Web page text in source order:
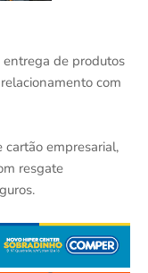
de produtos
com
cartão empresarial,
resgate